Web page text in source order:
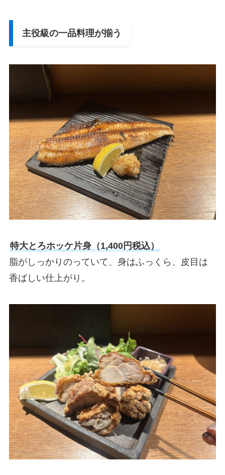
主役級の一品料理が揃う
特大とろホッケ片身（1,400円税込）
脂がしっかりのっていて、身はふっくら、皮目は
香ばしい仕上がり。